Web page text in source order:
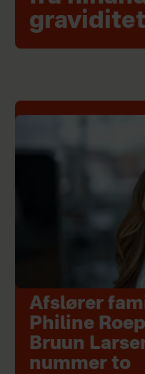
Afslører
Philine
Bruun
nummer to